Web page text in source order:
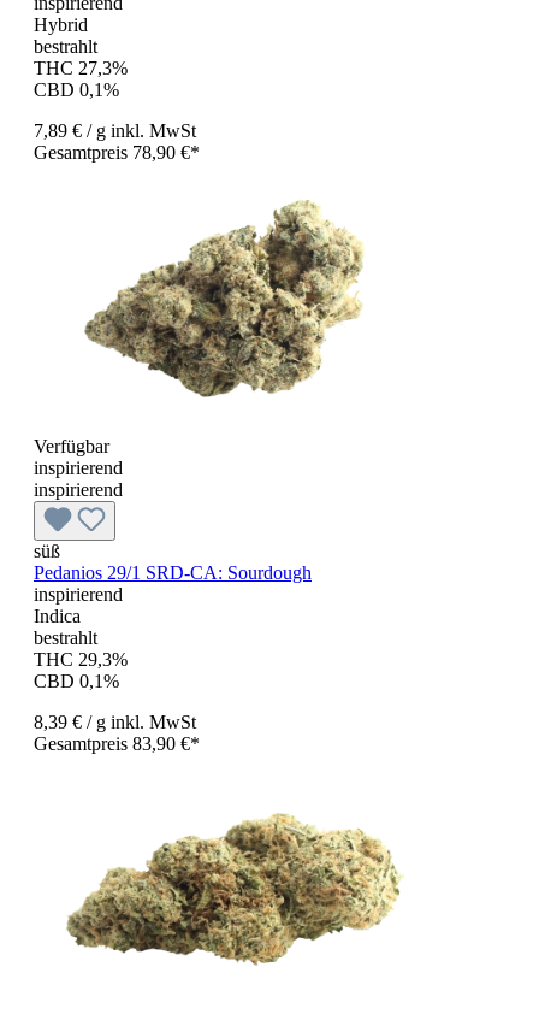
Hybrid
bestrahlt
THC 27,3%
CBD 0,1%
7,89 € / g inkl. MwSt
Gesamtpreis 78,90 €*
Verfügbar
inspirierend
inspirierend
süß
Pedanios 29/1 SRD-CA: Sourdough
inspirierend
Indica
bestrahlt
THC 29,3%
CBD 0,1%
8,39 € / g inkl. MwSt
Gesamtpreis 83,90 €*